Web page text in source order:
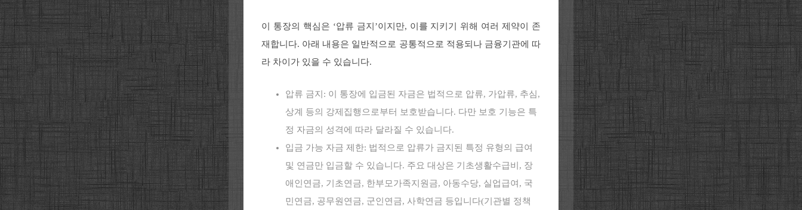
이 통장의 핵심은 ‘압류 금지’이지만, 이를 지키기 위해 여러 제약이 존
재합니다. 아래 내용은 일반적으로 공통적으로 적용되나 금융기관에 따
라 차이가 있을 수 있습니다.
압류 금지: 이 통장에 입금된 자금은 법적으로 압류, 가압류, 추심,
상계 등의 강제집행으로부터 보호받습니다. 다만 보호 기능은 특
정 자금의 성격에 따라 달라질 수 있습니다.
입금 가능 자금 제한: 법적으로 압류가 금지된 특정 유형의 급여
및 연금만 입금할 수 있습니다. 주요 대상은 기초생활수급비, 장
애인연금, 기초연금, 한부모가족지원금, 아동수당, 실업급여, 국
민연금, 공무원연금, 군인연금, 사학연금 등입니다(기관별 정책